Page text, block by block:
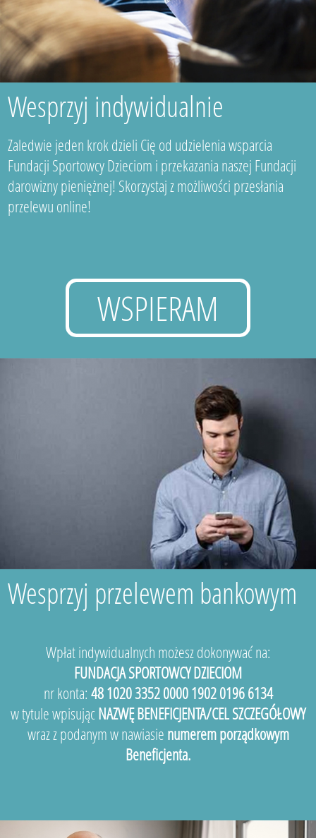
Wesprzyj indywidualnie
Zaledwie jeden krok dzieli Cię od udzielenia wsparcia
Fundacji Sportowcy Dzieciom i przekazania naszej Fundacji
darowizny pieniężnej! Skorzystaj z możliwości przesłania
przelewu online!
WSPIERAM
Wesprzyj przelewem bankowym
Wpłat indywidualnych możesz dokonywać na:
FUNDACJA SPORTOWCY DZIECIOM
nr konta: 48 1020 3352 0000 1902 0196 6134
w tytule wpisującNAZWĘ BENEFICJENTA/CEL SZCZEGÓŁOWY
wraz z podanym w nawiasie numerem porządkowym
Beneficjenta.